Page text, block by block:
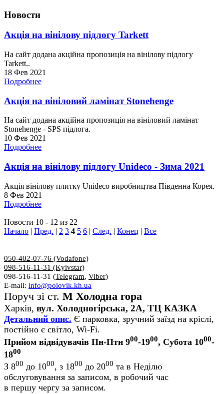
Новости
Акція на вінілову підлогу Tarkett
На сайт додана акційна пропозиція на вінілову підлогу
Tarkett..
18 Фев 2021
Подробнее
Акція на вініловий ламінат Stonehenge
На сайт додана акційна пропозиція на вініловий ламінат
Stonehenge - SPS підлога.
10 Фев 2021
Подробнее
Акція на вінілову підлогу Unideco - Зима 2021
Акція вінілову плитку Unideco виробництва Південна Корея.
8 Фев 2021
Подробнее
Новости 10 - 12 из 22
Начало | Пред. | 2 3 4 5 6 | След. | Конец | Все
050-402-07-76 (Vodafone)
098-516-11-31 (Kyivstar)
098-516-11-31 (Telegram, Viber)
E-mail: info@polovik.kh.ua
Поруч зі ст. М Холодна гора
Харків, вул. Холодногірська, 2А, ТЦ КАЗКА
Детальний опис. Є парковка, зручний заїзд на кріслі,
постійно є світло, Wi-Fi.
Прийом відвідувачів Пн-Птн 900-1900, Субота 1000-
1800
З 800 до 1000, з 1800 до 2000 та в Неділю
обслуговування за записом, в робочий час
в першу чергу за записом.